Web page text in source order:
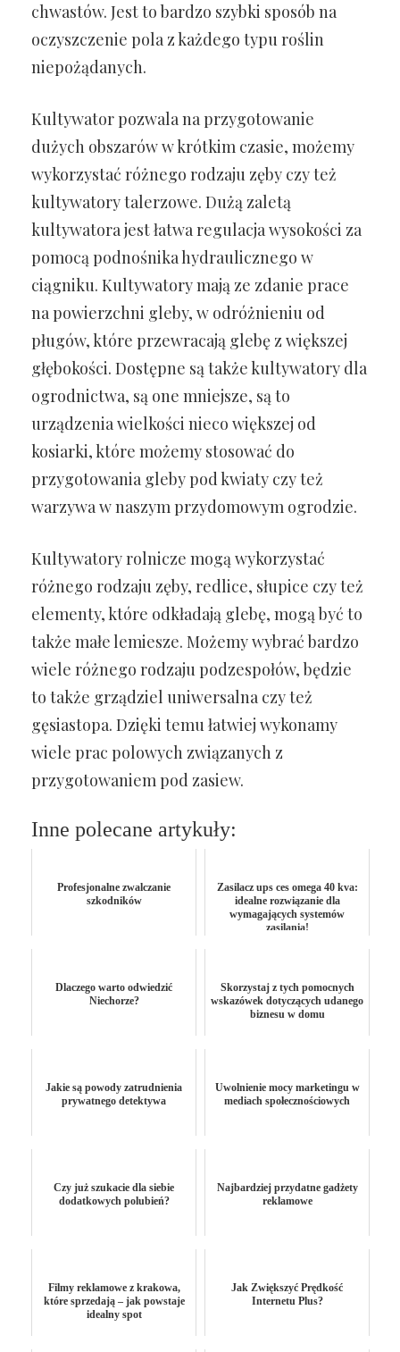
chwastów. Jest to bardzo szybki sposób na
oczyszczenie pola z każdego typu roślin
niepożądanych.
Kultywator pozwala na przygotowanie
dużych obszarów w krótkim czasie, możemy
wykorzystać różnego rodzaju zęby czy też
kultywatory talerzowe. Dużą zaletą
kultywatora jest łatwa regulacja wysokości za
pomocą podnośnika hydraulicznego w
ciągniku. Kultywatory mają ze zdanie prace
na powierzchni gleby, w odróżnieniu od
pługów, które przewracają glebę z większej
głębokości. Dostępne są także kultywatory dla
ogrodnictwa, są one mniejsze, są to
urządzenia wielkości nieco większej od
kosiarki, które możemy stosować do
przygotowania gleby pod kwiaty czy też
warzywa w naszym przydomowym ogrodzie.
Kultywatory rolnicze mogą wykorzystać
różnego rodzaju zęby, redlice, słupice czy też
elementy, które odkładają glebę, mogą być to
także małe lemiesze. Możemy wybrać bardzo
wiele różnego rodzaju podzespołów, będzie
to także grządziel uniwersalna czy też
gęsiastopa. Dzięki temu łatwiej wykonamy
wiele prac polowych związanych z
przygotowaniem pod zasiew.
Inne polecane artykuły:
Profesjonalne zwalczanie
szkodników
Zasilacz ups ces omega 40 kva:
idealne rozwiązanie dla
wymagających systemów
zasilania!
Dlaczego warto odwiedzić
Niechorze?
Skorzystaj z tych pomocnych
wskazówek dotyczących udanego
biznesu w domu
Jakie są powody zatrudnienia
prywatnego detektywa
Uwolnienie mocy marketingu w
mediach społecznościowych
Czy już szukacie dla siebie
dodatkowych polubień?
Najbardziej przydatne gadżety
reklamowe
Filmy reklamowe z krakowa,
które sprzedają – jak powstaje
idealny spot
Jak Zwiększyć Prędkość
Internetu Plus?